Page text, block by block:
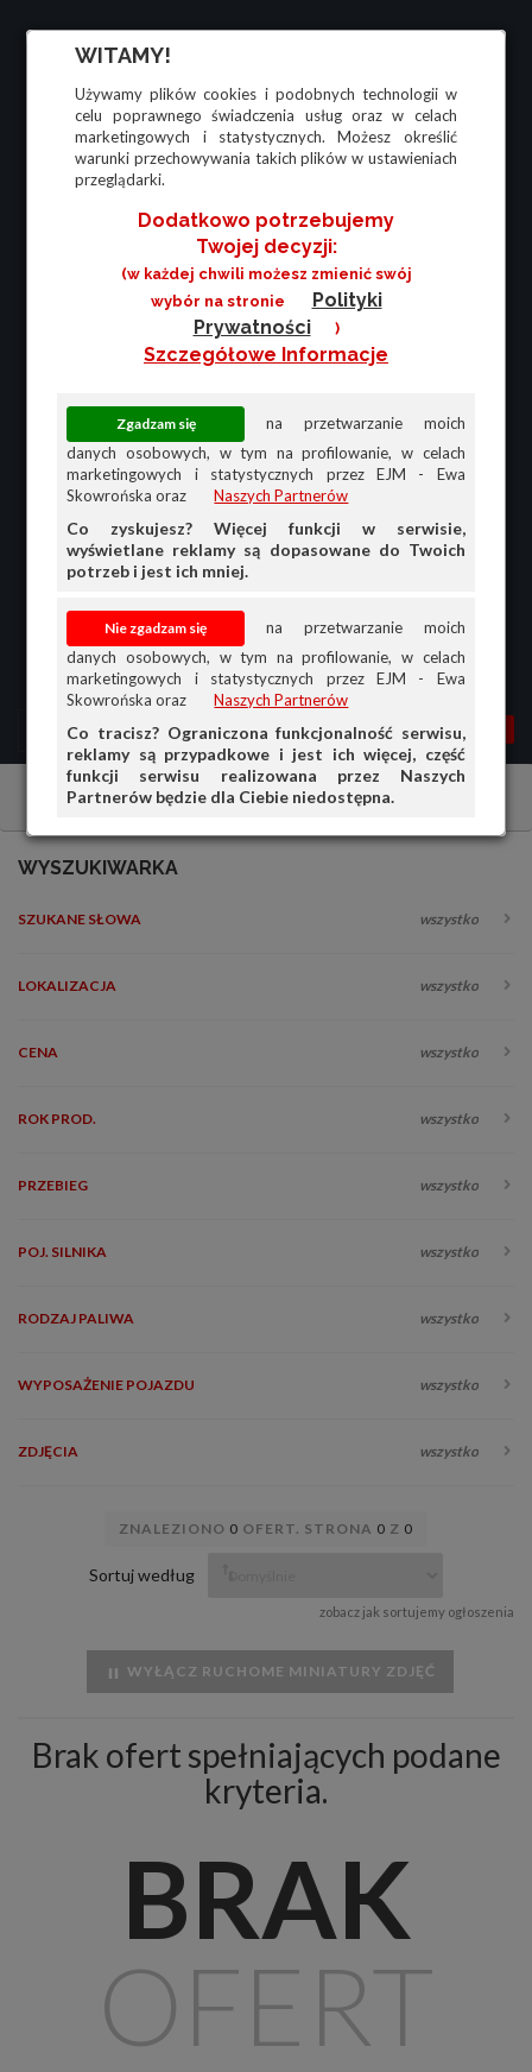
WITAMY!
Używamy plików cookies i podobnych technologii w
celu poprawnego świadczenia usług oraz w celach
marketingowych i statystycznych. Możesz określić
warunki przechowywania takich plików w ustawieniach
przeglądarki.
Dodatkowo potrzebujemy
Twojej decyzji:
(w każdej chwili możesz zmienić swój
wybór na stronie
Polityki
Prywatności
)
Szczegółowe Informacje
na przetwarzanie moich
danych osobowych, w tym na profilowanie, w celach
marketingowych i statystycznych przez EJM - Ewa
Skowrońska oraz
Naszych Partnerów
Co zyskujesz? Więcej funkcji w serwisie,
wyświetlane reklamy są dopasowane do Twoich
potrzeb i jest ich mniej.
na przetwarzanie moich
danych osobowych, w tym na profilowanie, w celach
marketingowych i statystycznych przez EJM - Ewa
Skowrońska oraz
Naszych Partnerów
Co tracisz? Ograniczona funkcjonalność serwisu,
reklamy są przypadkowe i jest ich więcej, część
funkcji serwisu realizowana przez Naszych
Partnerów będzie dla Ciebie niedostępna.
MENU MOJA AG
PRZEGLĄD
Samochody osobowe Fiat Fiat Linea
WYSZUKIWARKA
SZUKANE SŁOWA wszystko
LOKALIZACJA wszystko
CENA wszystko
ROK PROD. wszystko
PRZEBIEG wszystko
POJ. SILNIKA wszystko
RODZAJ PALIWA wszystko
WYPOSAŻENIE POJAZDU wszystko
ZDJĘCIA wszystko
ZNALEZIONO 0 OFERT. STRONA 0 Z 0
Sortuj według
zobacz jak sortujemy ogłoszenia
WYŁĄCZ RUCHOME MINIATURY ZDJĘĆ
Brak ofert spełniających podane
kryteria.
BRAK
OFERT